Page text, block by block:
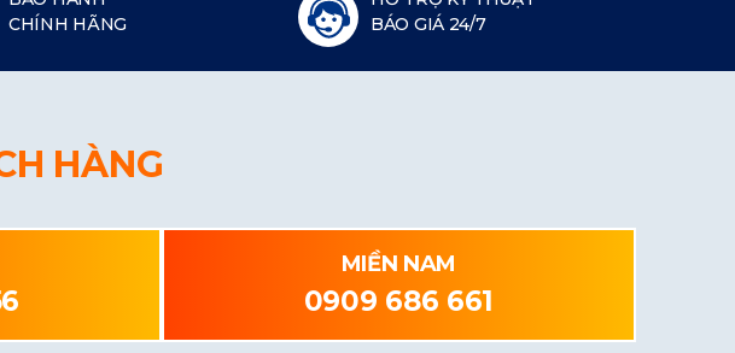
CHÍNH HÃNG
BÁO GIÁ 24/7
HÀNG
MIỀN NAM
0909 686 661